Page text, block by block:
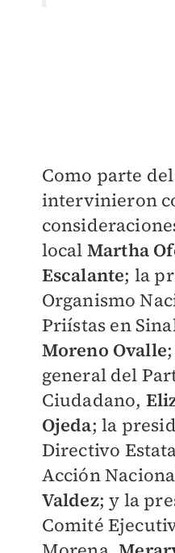
Como parte
intervinieron
local Martha
Escalante; la
Organismo
Priístas en
Moreno Ovalle
general del
Ciudadano,
Ojeda; la
Directivo
Acción
Valdez; y la
Comité